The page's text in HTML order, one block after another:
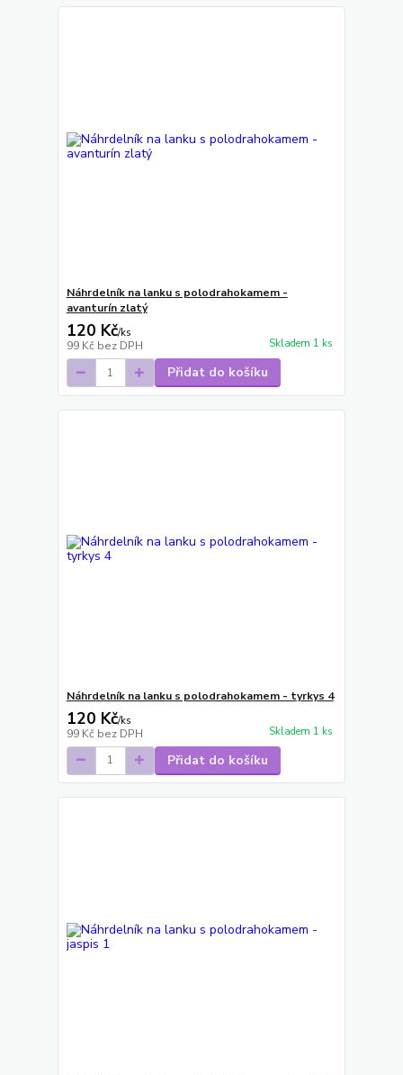
Náhrdelník na lanku s polodrahokamem -
avanturín zlatý
120 Kč/ks
99 Kč bez DPH Skladem 1 ks
Přidat do košíku
Náhrdelník na lanku s polodrahokamem - tyrkys 4
120 Kč/ks
99 Kč bez DPH Skladem 1 ks
Přidat do košíku